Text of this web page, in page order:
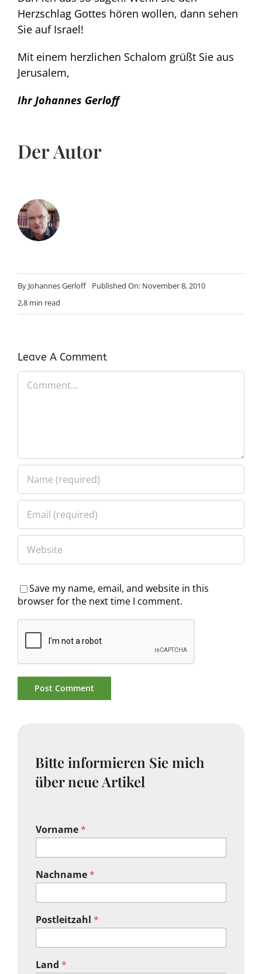
Herzschlag Gottes hören wollen, dann sehen
Sie auf Israel!
Mit einem herzlichen Schalom grüßt Sie aus
Jerusalem,
Ihr Johannes Gerloff
Der Autor
By Johannes Gerloff
Published On: November 8, 2010
2,8 min read
Leave A Comment
Comment
Save my name, email, and website in this
browser for the next time I comment.
Bitte informieren Sie mich
über neue Artikel
Vorname*
Nachname*
Postleitzahl *
Land *